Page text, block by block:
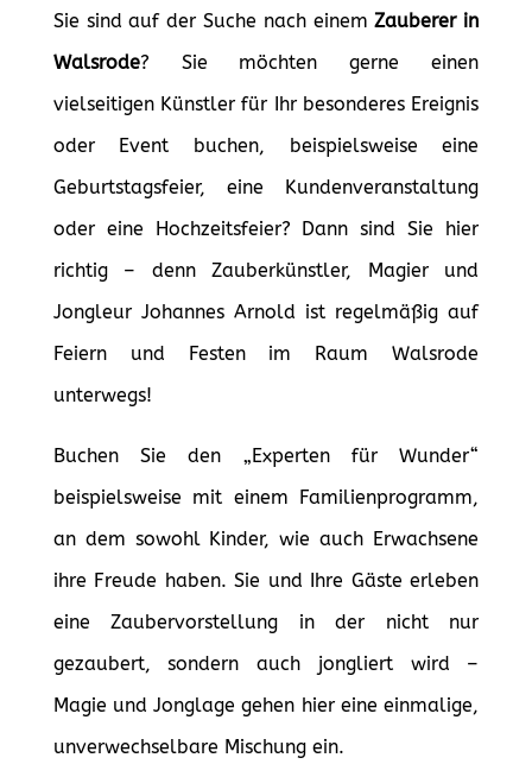
Sie sind auf der Suche nach einemZauberer in
Walsrode? Sie möchten gerne einen
vielseitigen Künstler für Ihr besonderes Ereignis
oder Event buchen, beispielsweise eine
Geburtstagsfeier, eine Kundenveranstaltung
oder eine Hochzeitsfeier? Dann sind Sie hier
richtig – denn Zauberkünstler, Magier und
Jongleur Johannes Arnold ist regelmäßig auf
Feiern und Festen im Raum Walsrode
unterwegs!
Buchen Sie den „Experten für Wunder“
beispielsweise mit einem Familienprogramm,
an dem sowohl Kinder, wie auch Erwachsene
ihre Freude haben. Sie und Ihre Gäste erleben
eine Zaubervorstellung in der nicht nur
gezaubert, sondern auch jongliert wird –
Magie und Jonglage gehen hier eine einmalige,
unverwechselbare Mischung ein.